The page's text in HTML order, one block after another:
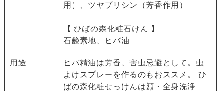
用）、ツヤプリシン（芳香作用）
【 ひばの森化粧石けん 】
石鹸素地、ヒバ油
用途
ヒバ精油は芳香、害虫忌避として。虫
よけスプレーを作るのもおススメ。 ひ
ばの森化粧せっけんは顔・全身洗浄